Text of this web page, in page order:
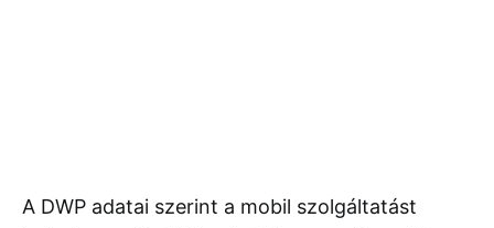
A DWP adatai szerint a mobil szolgáltatást